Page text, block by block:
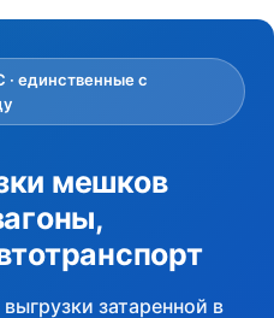
единственные с
мешков
затаренной в